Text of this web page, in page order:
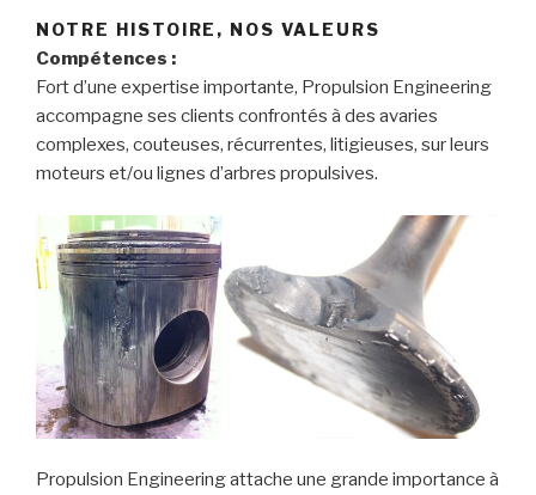
NOTRE HISTOIRE, NOS VALEURS
Compétences :
Fort d’une expertise importante, Propulsion Engineering
accompagne ses clients confrontés à des avaries
complexes, couteuses, récurrentes, litigieuses, sur leurs
moteurs et/ou lignes d’arbres propulsives.
Propulsion Engineering attache une grande importance à